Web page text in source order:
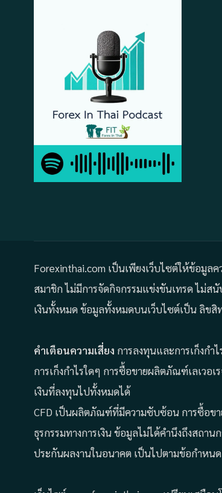
Forexinthai.com เป็นเพียงเว็บไซต์ให้ข้อมูล
สมาชิก ไม่มีการจัดกิจกรรมแข่งขันเทรด ไม่ส
เงินทั้งหมด ข้อมูลทั้งหมดบนเว็บไซต์เป็น ลิข
คำเตือนความเสี่ยง การลงทุนและการเก็งกำ
การเก็งกำไรใดๆ การซื้อขายผลิตภัณฑ์เลเว
เงินที่ลงทุนไปทั้งหมดได้
CFD เป็นผลิตภัณฑ์ที่มีความซับซ้อน การซื้อขา
ธุรกรรมทางการเงิน ข้อมูลไม่ได้คำนึงถึงสถ
ประกันผลงานในอนาคต เป็นไปตามข้อกำหน